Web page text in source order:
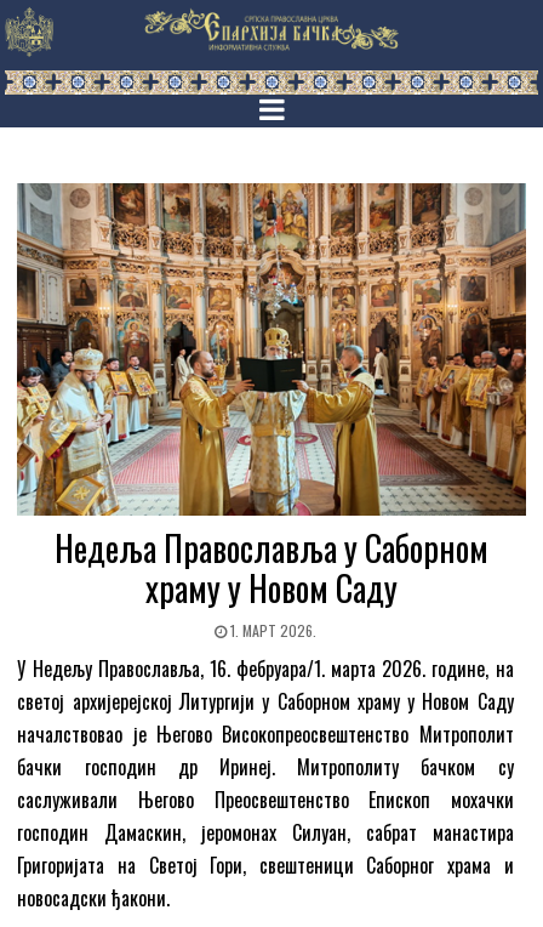
Недеља Православља у Саборном
храму у Новом Саду
1. МАРТ 2026.
У Недељу Православља, 16. фебруара/1. марта 2026. године, на
светој архијерејској Литургији у Саборном храму у Новом Саду
началствовао је Његово Високопреосвештенство Митрополит
бачки господин др Иринеј. Митрополиту бачком су
саслуживали Његово Преосвештенство Епископ мохачки
господин Дамаскин, јеромонах Силуан, сабрат манастира
Григоријата на Светој Гори, свештеници Саборног храма и
новосадски ђакони.